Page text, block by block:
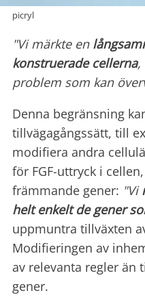
picryl
"Vi märkte en
konstruerade cellerna,
problem som kan
Denna begränsning
tillvägagångssätt, till
modifiera andra
för FGF-uttryck i
främmande gener: "Vi
helt enkelt de gener
uppmuntra tillväxten
Modifieringen av
av relevanta regler än
gener.